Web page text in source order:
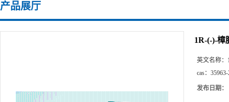
产品展厅
1R-(-)-樟
英文名称：
cas：
发布日期：